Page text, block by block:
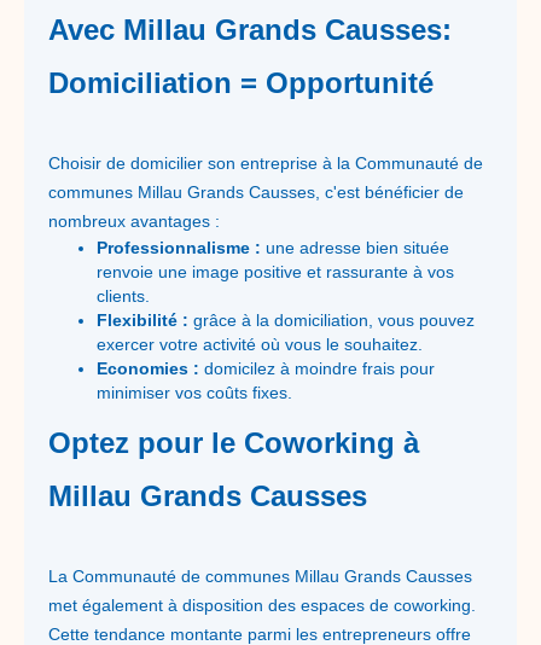
Avec Millau Grands Causses:
Domiciliation = Opportunité
Choisir de domicilier son entreprise à la Communauté de
communes Millau Grands Causses, c'est bénéficier de
nombreux avantages :
Professionnalisme : une adresse bien située
renvoie une image positive et rassurante à vos
clients.
Flexibilité : grâce à la domiciliation, vous pouvez
exercer votre activité où vous le souhaitez.
Economies : domicilez à moindre frais pour
minimiser vos coûts fixes.
Optez pour le Coworking à
Millau Grands Causses
La Communauté de communes Millau Grands Causses
met également à disposition des espaces de coworking.
Cette tendance montante parmi les entrepreneurs offre